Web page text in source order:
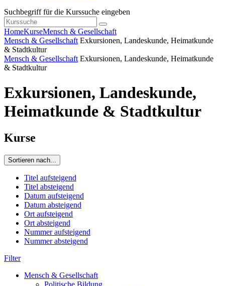
Suchbegriff für die Kurssuche eingeben
HomeKurseMensch & Gesellschaft
Mensch & Gesellschaft Exkursionen, Landeskunde, Heimatkunde
& Stadtkultur
Mensch & Gesellschaft Exkursionen, Landeskunde, Heimatkunde
& Stadtkultur
Exkursionen, Landeskunde,
Heimatkunde & Stadtkultur
Kurse
Sortieren nach...
Titel aufsteigend
Titel absteigend
Datum aufsteigend
Datum absteigend
Ort aufsteigend
Ort absteigend
Nummer aufsteigend
Nummer absteigend
Filter
Mensch & Gesellschaft
Politische Bildung